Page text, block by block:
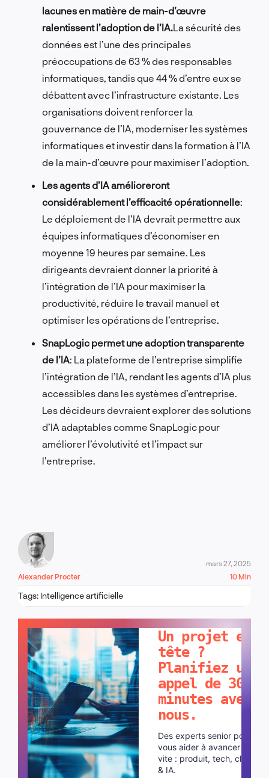
lacunes en matière de main-d’œuvre
ralentissent l’adoption de l’IA.La sécurité des
données est l’une des principales
préoccupations de 63 % des responsables
informatiques, tandis que 44 % d’entre eux se
débattent avec l’infrastructure existante. Les
organisations doivent renforcer la
gouvernance de l’IA, moderniser les systèmes
informatiques et investir dans la formation à l’IA
de la main-d’œuvre pour maximiser l’adoption.
Les agents d’IA amélioreront
considérablement l’efficacité opérationnelle:
Le déploiement de l’IA devrait permettre aux
équipes informatiques d’économiser en
moyenne 19 heures par semaine. Les
dirigeants devraient donner la priorité à
l’intégration de l’IA pour maximiser la
productivité, réduire le travail manuel et
optimiser les opérations de l’entreprise.
SnapLogic permet une adoption transparente
de l’IA: La plateforme de l’entreprise simplifie
l’intégration de l’IA, rendant les agents d’IA plus
accessibles dans les systèmes d’entreprise.
Les décideurs devraient explorer des solutions
d’IA adaptables comme SnapLogic pour
améliorer l’évolutivité et l’impact sur
l’entreprise.
Alexander Procter
mars 27, 2025
10 Min
Tags: Intelligence artificielle
Un projet en
tête ?
Planifiez un
appel de 30
minutes avec
nous.
Des experts senior pour
vous aider à avancer plus
vite : produit, tech, cloud
& IA.